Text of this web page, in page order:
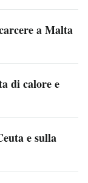
a Malta
di calore e
e sulla